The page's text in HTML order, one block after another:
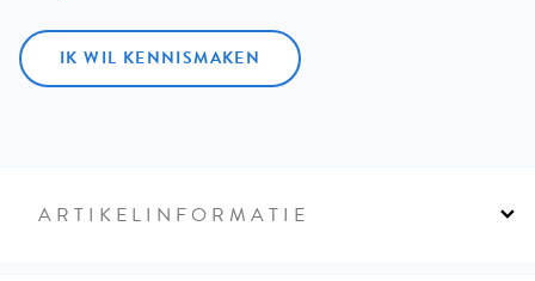
IK WIL KENNISMAKEN
ARTIKELINFORMATIE